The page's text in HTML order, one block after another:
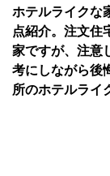
ホテルライクな
点紹介。注文住
家ですが、注意
考にしながら後
所のホテルライ